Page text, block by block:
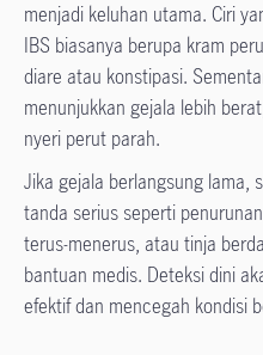
menjadi keluhan utama. Ciri
IBS biasanya berupa kram
diare atau konstipasi.
menunjukkan gejala lebih
nyeri perut parah.
Jika gejala berlangsung lama,
tanda serius seperti
terus-menerus, atau tinja
bantuan medis. Deteksi dini
efektif dan mencegah kondisi